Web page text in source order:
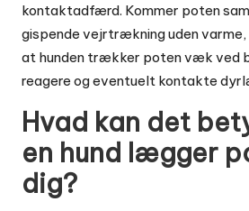
kontaktadfærd. Kommer poten
gispende vejrtrækning uden
at hunden trækker poten væk ved
reagere og eventuelt kontakte
Hvad kan det
en hund lægger
dig?